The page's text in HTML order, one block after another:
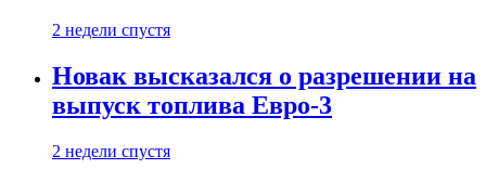
2 недели спустя
Новак высказался о разрешении на
выпуск топлива Евро-3
2 недели спустя